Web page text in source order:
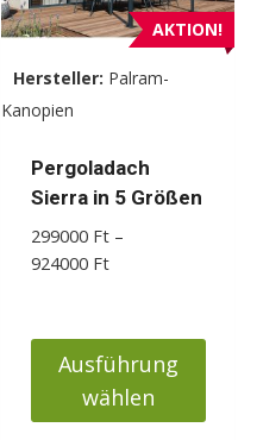
Optionen
auf
der
Produktseite
gewählt
AKTION!
Hersteller: Palram-
Kanopien
Pergoladach
Sierra in 5 Größen
299000 Ft –
924000 FtPreisspanne:
924000 Ft
Ausführung
wählen